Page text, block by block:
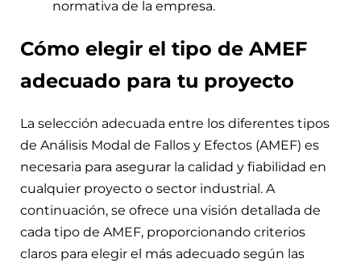
normativa de la empresa.
Cómo elegir el tipo de AMEF
adecuado para tu proyecto
La selección adecuada entre los diferentes tipos
de Análisis Modal de Fallos y Efectos (AMEF) es
necesaria para asegurar la calidad y fiabilidad en
cualquier proyecto o sector industrial. A
continuación, se ofrece una visión detallada de
cada tipo de AMEF, proporcionando criterios
claros para elegir el más adecuado según las